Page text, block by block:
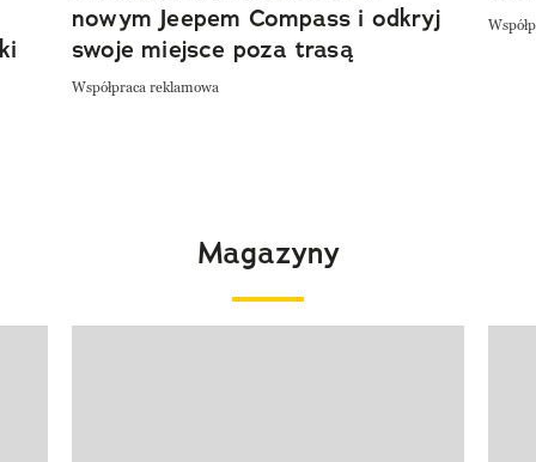
nowym Jeepem Compass i odkryj
swoje miejsce poza trasą
Współpraca reklamowa
Magazyny